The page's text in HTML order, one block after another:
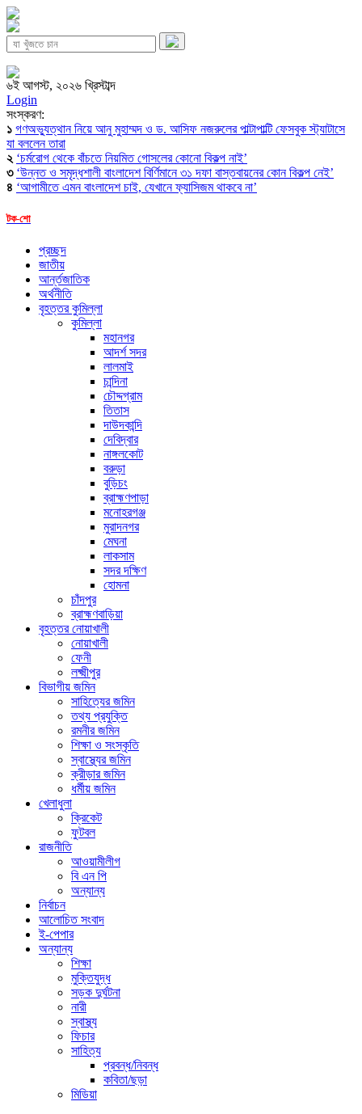
৬ই আগস্ট, ২০২৬ খ্রিস্টাব্দ
Login
সংস্করণ:
১ গণঅভ্যুত্থান নিয়ে আনু মুহাম্মদ ও ড. আসিফ নজরুলের পাল্টাপাল্টি ফেসবুক স্ট্যাটাসে
যা বললেন তারা
২ ‘চর্মরোগ থেকে বাঁচতে নিয়মিত গোসলের কোনো বিকল্প নাই’
৩ ‘উন্নত ও সমৃদ্ধশালী বাংলাদেশ বির্ণিমানে ৩১ দফা বাস্তবায়নের কোন বিকল্প নেই’
৪ ‘আগামীতে এমন বাংলাদেশ চাই, যেখানে ফ্যাসিজম থাকবে না’
টক-শো
প্রচ্ছদ
জাতীয়
আর্ন্তজাতিক
অর্থনীতি
বৃহত্তর কুমিল্লা
কুমিল্লা
মহানগর
আদর্শ সদর
লালমাই
চান্দিনা
চৌদ্দগ্রাম
তিতাস
দাউদকান্দি
দেবিদ্বার
নাঙ্গলকোট
বরুড়া
বুড়িচং
ব্রাহ্মণপাড়া
মনোহরগঞ্জ
মুরাদনগর
মেঘনা
লাকসাম
সদর দক্ষিণ
হোমনা
চাঁদপুর
ব্রাহ্মণবাড়িয়া
বৃহত্তর নোয়াখালী
নোয়াখালী
ফেনী
লক্ষ্মীপুর
বিভাগীয় জমিন
সাহিত্যের জমিন
তথ্য প্রযুক্তি
রমনীর জমিন
শিক্ষা ও সংস্কৃতি
স্বাস্থ্যের জমিন
ক্রীড়ার জমিন
ধর্মীয় জমিন
খেলাধুলা
ক্রিকেট
ফুটবল
রাজনীতি
আওয়ামীলীগ
বি এন পি
অন্যান্য
নির্বাচন
আলোচিত সংবাদ
ই-পেপার
অন্যান্য
শিক্ষা
মুক্তিযুদ্ধ
সড়ক দুর্ঘটনা
নারী
স্বাস্থ্য
ফিচার
সাহিত্য
প্রবন্ধ/নিবন্ধ
কবিতা/ছড়া
মিডিয়া